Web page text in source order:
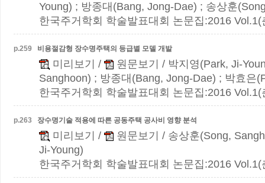
Young) ; 방종대(Bang, Jong-Dae) ; 송상훈
한국주거학회 학술발표대회 논문집:2016
p.259 비용절감형 장수명주택의 등급별 모델 개발
미리보기 / 원문보기
/ 박지영(Park, Ji-
Sanghoon) ; 방종대(Bang, Jong-Dae) ; 박효은
한국주거학회 학술발표대회 논문집:2016
p.263 장수명기술 적용에 따른 공동주택 공사비 영향 분석
미리보기 / 원문보기
/ 송상훈(Song,
Ji-Young)
한국주거학회 학술발표대회 논문집:2016